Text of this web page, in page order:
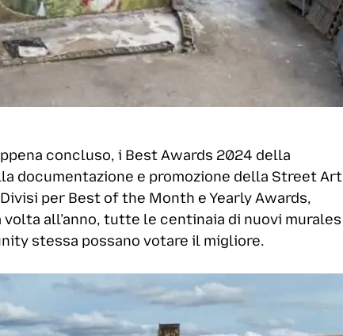
concluso, i Best Awards 2024 della
documentazione e promozione della Street Art
per Best of the Month e Yearly Awards,
all’anno, tutte le centinaia di nuovi murales
stessa possano votare il migliore.